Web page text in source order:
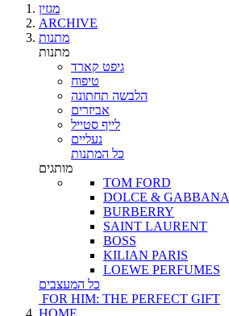
מגזין
ARCHIVE
מתנות
מתנות
גיפט קארד
טיפוח
הלבשה תחתונה
אביזרים
לייף סטייל
נעליים
כל המתנות
מותגים
TOM FORD
DOLCE & GABBANA
BURBERRY
SAINT LAURENT
BOSS
KILIAN PARIS
LOEWE PERFUMES
כל המעצבים
FOR HIM: THE PERFECT GIFT
HOME